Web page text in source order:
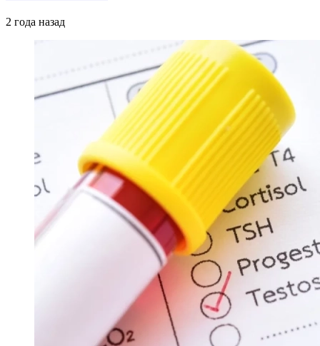
2 года назад